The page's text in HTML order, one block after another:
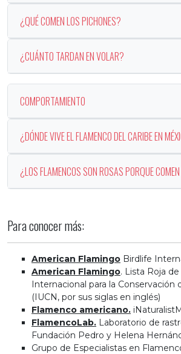
¿QUÉ COMEN LOS PICHONES?
¿CUÁNTO TARDAN EN VOLAR?
COMPORTAMIENTO
¿DÓNDE VIVE EL FLAMENCO DEL CARIBE EN
¿LOS FLAMENCOS SON ROSAS PORQUE
Para conocer más:
American Flamingo Birdlife
American Flamingo. Lista Roja
Internacional para la Conservación
(IUCN, por sus siglas en inglés)
Flamenco americano.
FlamencoLab. Laboratorio de
Fundación Pedro y Helena
Grupo de Especialistas en